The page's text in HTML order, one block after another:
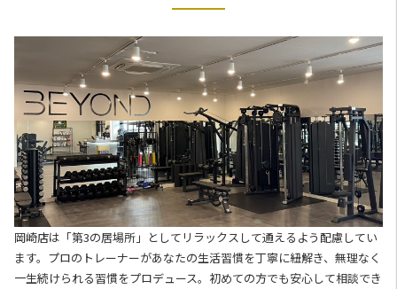
岡崎店は「第3の居場所」としてリラックスして通えるよう配慮してい
ます。プロのトレーナーがあなたの生活習慣を丁寧に紐解き、無理なく
一生続けられる習慣をプロデュース。初めての方でも安心して相談でき